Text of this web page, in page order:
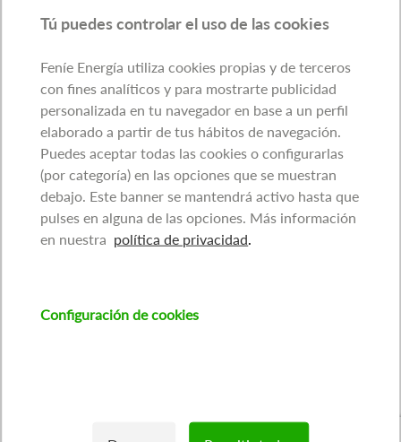
Tú puedes controlar el uso de las cookies
Feníe Energía utiliza cookies propias y de terceros
con fines analíticos y para mostrarte publicidad
personalizada en tu navegador en base a un perfil
elaborado a partir de tus hábitos de navegación.
Puedes aceptar todas las cookies o configurarlas
(por categoría) en las opciones que se muestran
debajo. Este banner se mantendrá activo hasta que
pulses en alguna de las opciones. Más información
en nuestra política de privacidad.
Configuración de cookies